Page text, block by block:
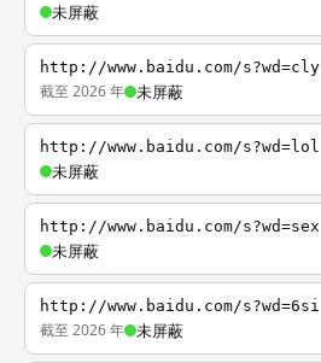
未屏蔽
http://www.baidu.com/s?wd=cly
截至 2026 年 未屏蔽
http://www.baidu.com/s?wd=lol
未屏蔽
http://www.baidu.com/s?wd=sex
未屏蔽
http://www.baidu.com/s?wd=6si
截至 2026 年 未屏蔽